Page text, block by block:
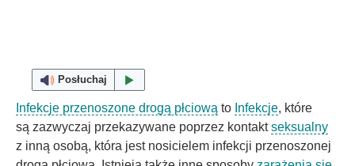
Posłuchaj
Infekcje przenoszone drogą płciową to Infekcje, które
są zazwyczaj przekazywane poprzez kontaktseksualny
z inną osobą, która jest nosicielem infekcji przenoszonej